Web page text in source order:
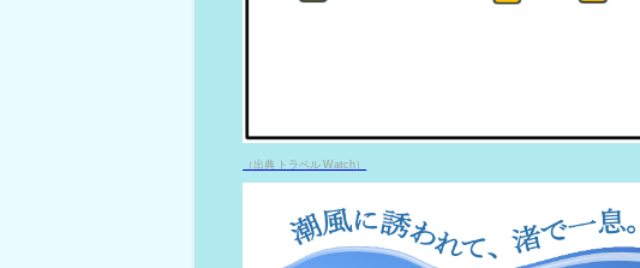
（出典 トラベル Watch）